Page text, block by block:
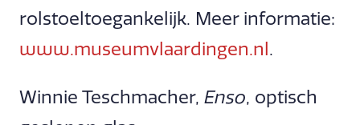
rolstoeltoegankelijk. Meer informatie:
www.museumvlaardingen.nl.
Winnie Teschmacher, Enso, optisch